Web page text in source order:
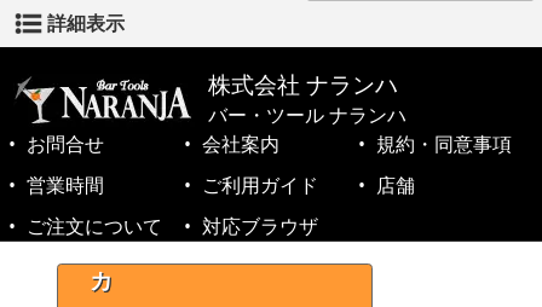
詳細表示
カ
株式会社 ナランハ
バー・ツール ナランハ
お問合せ
会社案内
規約・同意事項
営業時間
ご利用ガイド
店舗
ご注文について
対応ブラウザ
©1999-2026 NARANJA Inc. All Rights Reserved.